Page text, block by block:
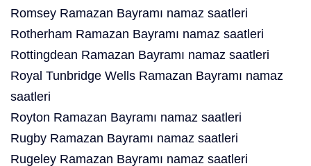
Romsey Ramazan Bayramı namaz saatleri
Rotherham Ramazan Bayramı namaz saatleri
Rottingdean Ramazan Bayramı namaz saatleri
Royal Tunbridge Wells Ramazan Bayramı namaz
saatleri
Royton Ramazan Bayramı namaz saatleri
Rugby Ramazan Bayramı namaz saatleri
Rugeley Ramazan Bayramı namaz saatleri